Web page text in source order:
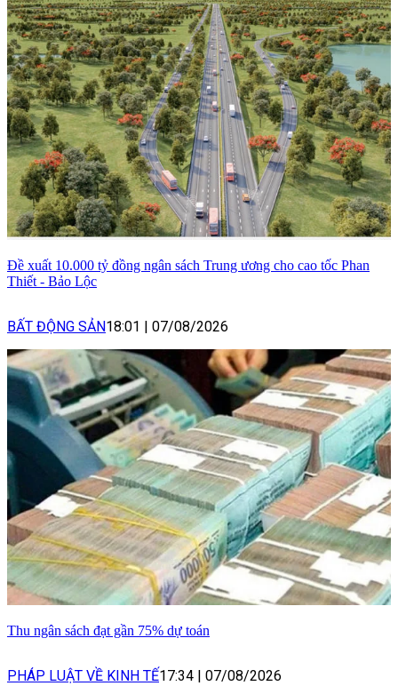
Đề xuất 10.000 tỷ đồng ngân sách Trung ương cho cao tốc Phan
Thiết - Bảo Lộc
BẤT ĐỘNG SẢN18:01 07/08/2026
Thu ngân sách đạt gần 75% dự toán
PHÁP LUẬT VỀ KINH TẾ17:34 07/08/2026